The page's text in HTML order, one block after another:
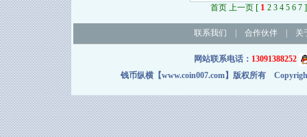
首页 上一页 [ 1 2 3 4 5 6 7]
联系我们 合作伙伴| 关
网站联系电话： 13091388252
钱币纵横【www.coin007.com】版权所有